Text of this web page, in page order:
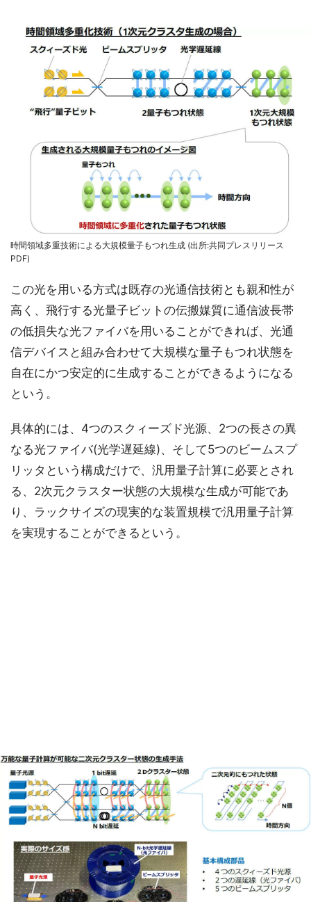
時間領域多重技術による大規模量子もつれ生成 (出所:共同プレスリリース
PDF)
この光を用いる方式は既存の光通信技術とも親和性が
高く、飛行する光量子ビットの伝搬媒質に通信波長帯
の低損失な光ファイバを用いることができれば、光通
信デバイスと組み合わせて大規模な量子もつれ状態を
自在にかつ安定的に生成することができるようになる
という。
具体的には、4つのスクィーズド光源、2つの長さの異
なる光ファイバ(光学遅延線)、そして5つのビームスプ
リッタという構成だけで、汎用量子計算に必要とされ
る、2次元クラスター状態の大規模な生成が可能であ
り、ラックサイズの現実的な装置規模で汎用量子計算
を実現することができるという。